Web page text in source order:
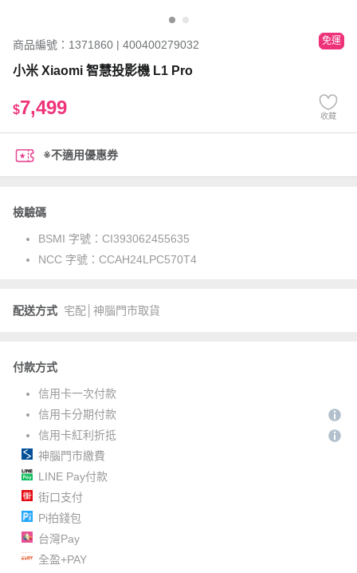
商品編號：1371860 | 400400279032 免運
小米 Xiaomi 智慧投影機 L1 Pro
$7,499 收藏
※不適用優惠券
檢驗碼
BSMI 字號： CI393062455635
NCC 字號： CCAH24LPC570T4
配送方式 宅配│神腦門市取貨
付款方式
信用卡一次付款
信用卡分期付款
信用卡紅利折抵
神腦門市繳費
LINE Pay付款
街口支付
Pi拍錢包
台灣Pay
全盈+PAY